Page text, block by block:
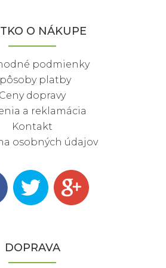
O NÁKUPE
podmienky
platby
Ceny dopravy
a reklamácia
Kontakt
osobných údajov
DOPRAVA